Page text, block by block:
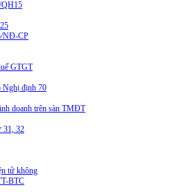
QH15
NĐ-CP
GTGT
Nghị định 70
doanh trên sàn TMĐT
31, 32
tử không
BTC